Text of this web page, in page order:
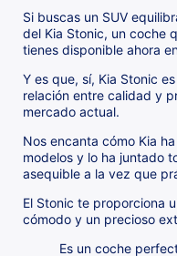
Si buscas un SUV
del Kia Stonic, un coche
tienes disponible ahora
Y es que, sí, Kia Stonic
relación entre calidad y
mercado actual.
Nos encanta cómo Kia
modelos y lo ha juntado
asequible a la vez que
El Stonic te proporciona
cómodo y un precioso
Es un coche